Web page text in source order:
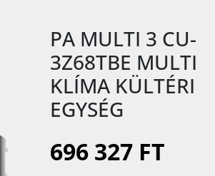
PA MULTI 3 CU-
3Z68TBE MULTI
KLÍMA KÜLTÉRI
EGYSÉG
696 327 FT